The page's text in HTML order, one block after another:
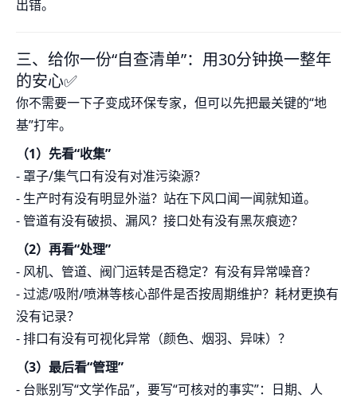
出错。
三、给你一份“自查清单”：用30分钟换一整年
的安心✅
你不需要一下子变成环保专家，但可以先把最关键的“地
基”打牢。
（1）先看“收集”
- 罩子/集气口有没有对准污染源？
- 生产时有没有明显外溢？站在下风口闻一闻就知道。
- 管道有没有破损、漏风？接口处有没有黑灰痕迹？
（2）再看“处理”
- 风机、管道、阀门运转是否稳定？有没有异常噪音？
- 过滤/吸附/喷淋等核心部件是否按周期维护？耗材更换有
没有记录？
- 排口有没有可视化异常（颜色、烟羽、异味）？
（3）最后看“管理”
- 台账别写“文学作品”，要写“可核对的事实”：日期、人